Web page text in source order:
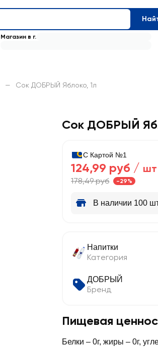
Магазин в г.
— Сок ДОБРЫЙ Яблоко, 1л
Сок ДОБРЫЙ
С Картой №1
124,99 руб / шт
178,49 руб -29%
В наличии 100
Напитки
Категория
ДОБРЫЙ
Бренд
Пищевая
Белки – 0г, жиры – 0г,